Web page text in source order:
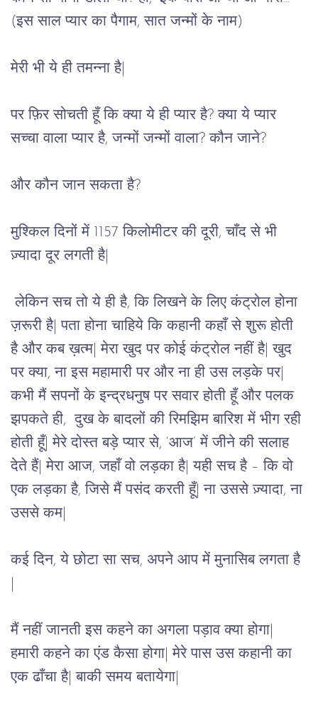
(इस साल प्यार का पैगाम, सात जन्मों के नाम)
मेरी भी ये ही तमन्ना है|
पर फ़िर सोचती हूँ कि क्या ये ही प्यार है? क्या ये प्यार
सच्चा वाला प्यार है, जन्मों जन्मों वाला? कौन जाने?
और कौन जान सकता है?
मुश्किल दिनों में 1157 किलोमीटर की दूरी, चाँद से भी
ज़्यादा दूर लगती है|
लेकिन सच तो ये ही है, कि लिखने के लिए कंट्रोल होना
ज़रूरी है| पता होना चाहिये कि कहानी कहाँ से शुरू होती
है और कब ख़त्म| मेरा खुद पर कोई कंट्रोल नहीं है| खुद
पर क्या, ना इस महामारी पर और ना ही उस लड़के पर|
कभी मैं सपनों के इन्द्रधनुष पर सवार होती हूँ और पलक
झपकते ही,  दुख के बादलों की रिमझिम बारिश में भीग रही
होती हूँ| मेरे दोस्त बड़े प्यार से, ‘आज’ में जीने की सलाह
देते हैं| मेरा आज, जहाँ वो लड़का है| यही सच है – कि वो
एक लड़का है, जिसे मैं पसंद करती हूँ| ना उससे ज़्यादा, ना
उससे कम|
कई दिन, ये छोटा सा सच, अपने आप में मुनासिब लगता है
मैं नहीं जानती इस कहने का अगला पड़ाव क्या होगा|
हमारी कहने का एंड कैसा होगा| मेरे पास उस कहानी का
एक ढाँचा है| बाकी समय बतायेगा|